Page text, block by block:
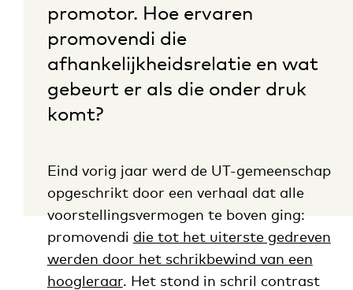
promotor. Hoe ervaren
promovendi die
afhankelijkheidsrelatie en wat
gebeurt er als die onder druk
komt?
Eind vorig jaar werd de UT-gemeenschap
opgeschrikt door een verhaal dat alle
voorstellingsvermogen te boven ging:
promovendi die tot het uiterste gedreven
werden door het schrikbewind van een
hoogleraar. Het stond in schril contrast